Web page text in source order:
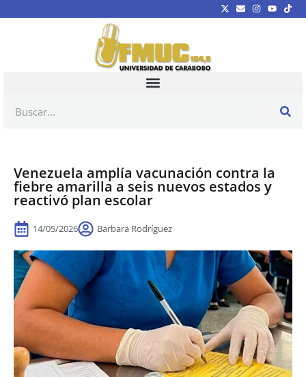
Venezuela amplía vacunación contra la
fiebre amarilla a seis nuevos estados y
reactivó plan escolar
14/05/2026 Barbara Rodríguez